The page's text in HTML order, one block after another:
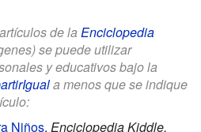
de la Enciclopedia
se puede utilizar
y educativos bajo la
a menos que se indique
Niños. Enciclopedia Kiddle.